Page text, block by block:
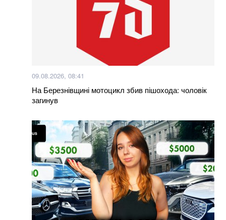
09.08.2026, 08:41
На Березнівщині мотоцикл збив пішохода: чоловік
загинув